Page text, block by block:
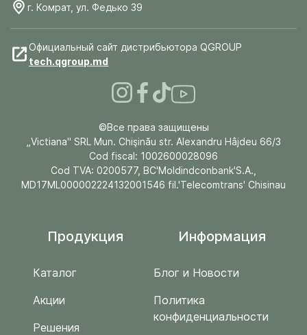
г. Комрат, ул. Федько 39
Официальный сайт дистрибьютора QGROUP
tech.qgroup.md
©Все права защищены
„Victiana" SRL Mun. Chişinău str. Alexandru Hâjdeu 66/3
Cod fiscal: 1002600028096
Cod TVA: 0200577, BC'Moldindconbank'S.A.,
MD17ML000002224132001546 fil.'Telecomtrans' Chisinau
Продукция
Каталог
Акции
Решения
Информация
Блог и Новости
Политика
конфиденциальности